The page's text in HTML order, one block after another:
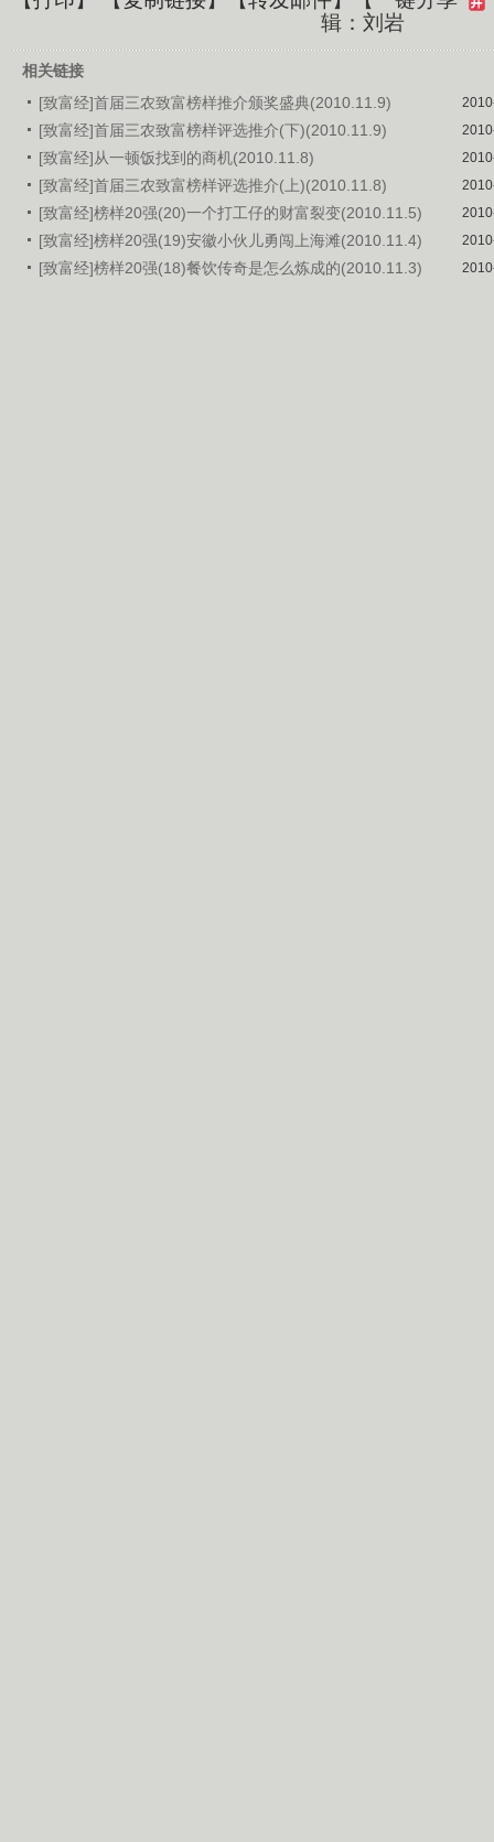
辑：刘岩
相关链接
[致富经]首届三农致富榜样推介颁奖盛典(2010.11.9)
[致富经]首届三农致富榜样评选推介(下)(2010.11.9)
[致富经]从一顿饭找到的商机(2010.11.8)
[致富经]首届三农致富榜样评选推介(上)(2010.11.8)
[致富经]榜样20强(20)一个打工仔的财富裂变(2010.11.5)
[致富经]榜样20强(19)安徽小伙儿勇闯上海滩(2010.11.4)
[致富经]榜样20强(18)餐饮传奇是怎么炼成的(2010.11.3)